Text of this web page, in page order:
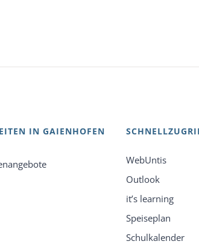
IN GAIENHOFEN
WebUntis
Outlook
it’s learning
Speiseplan
Schulkalender